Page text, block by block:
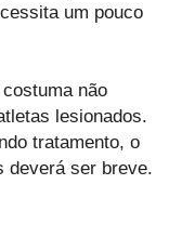
um pouco
não
lesionados.
tratamento, o
deverá ser breve.